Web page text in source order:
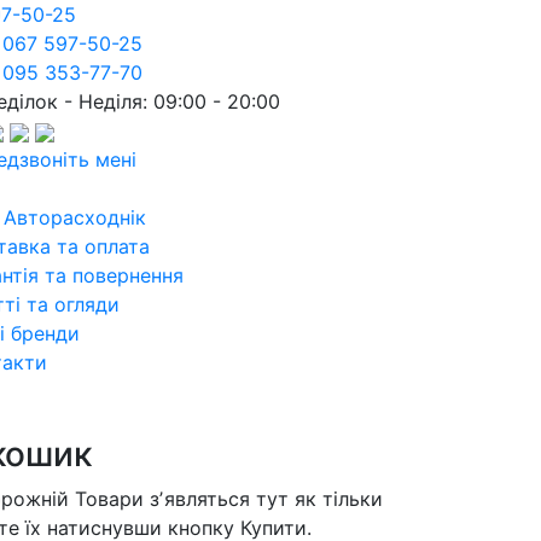
50-25
597-50-25
353-77-70
- Неділя: 09:00 - 20:00
мені
та оплата
та повернення
та огляди
бренди
Товари зʼявляться тут як тільки
їх натиснувши кнопку Купити.